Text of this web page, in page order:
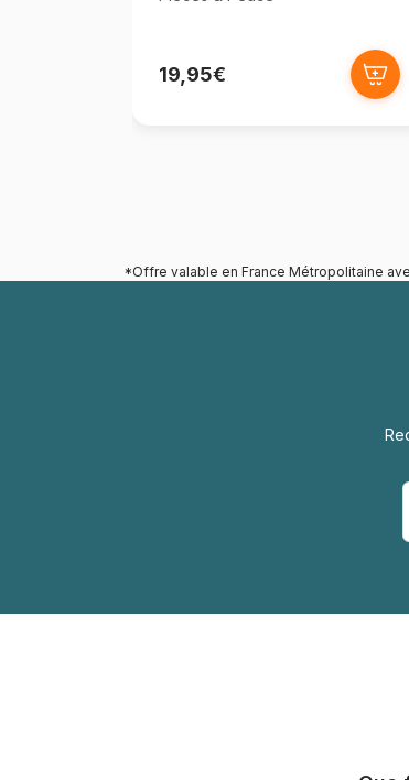
19,95€
*Offre valable en France Métropolitaine